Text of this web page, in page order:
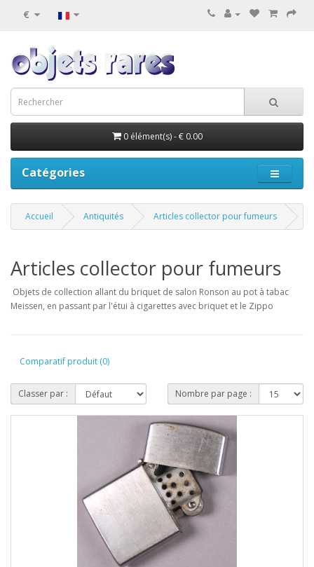
€
0 élément(s) - € 0.00
Catégories
Accueil Antiquités Articles collector pour fumeurs
Articles collector pour fumeurs
Objets de collection allant du briquet de salon Ronson au pot à tabac
Meissen, en passant par l'étui à cigarettes avec briquet et le Zippo
Comparatif produit (0)
Classer par : Nombre par page :